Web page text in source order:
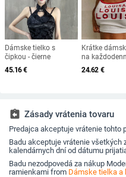
Dámske tielko s
čipkou - čierne
45.16€
Krátke
na
nosenie s
nápisom
24.62 €
assignment_return Zásady vrátenia tovaru
Predajca akceptuje vrátenie tohto
Badu akceptuje vrátenie všetkých
kalendárnych dní od dátumu
Badu nezodpovedá za nákup
ramienkami from Dámske tielka a